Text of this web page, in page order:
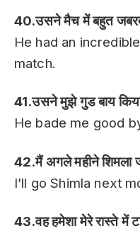
40.उसने मैच में बहुत
He had an
match.
41.उसने मुझे गुड बाय
He bade me good
42.मैं अगले महीने शिमला
I’ll go Shimla next
43.वह हमेशा मेरे रास्ते में